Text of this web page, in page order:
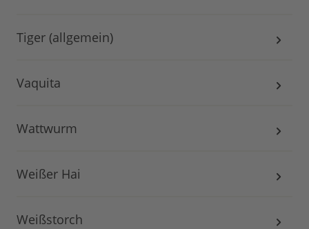
Tiger (allgemein)
Vaquita
Wattwurm
Weißer Hai
Weißstorch